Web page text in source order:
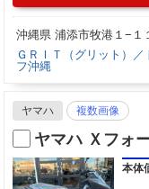
沖縄県 浦添市牧港１−１
ＧＲＩＴ（グリット）／
フ沖縄
ヤマハ 複数画像
ヤマハ Ｘフォ
本体